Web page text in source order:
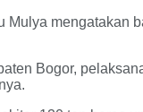
Bogor,